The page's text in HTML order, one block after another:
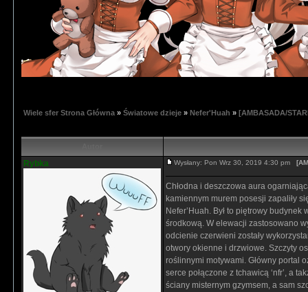
Wiele sfer Strona Główna » Światowe dzieje » Nefer'Huah » [AMBASADA/
Rybka Wysłany: Pon Wrz 30, 2019 4:30 pm
Chłodna i deszczowa aura
kamiennym murem posesji zapaliły
Nefer’Huah. Był to piętrowy
środkową. W elewacji zastosowano
odcienie czerwieni zostały
otwory okienne i drzwiowe. Szczyty
roślinnymi motywami. Główny portal
serce połączone z tchawicą ‘nfr’, a
ściany misternym gzymsem, a sam